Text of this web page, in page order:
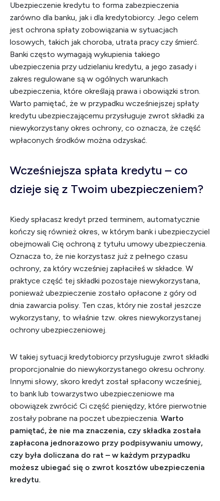
Ubezpieczenie kredytu to forma zabezpieczenia
zarówno dla banku, jak i dla kredytobiorcy. Jego celem
jest ochrona spłaty zobowiązania w sytuacjach
losowych, takich jak choroba, utrata pracy czy śmierć.
Banki często wymagają wykupienia takiego
ubezpieczenia przy udzielaniu kredytu, a jego zasady i
zakres regulowane są w ogólnych warunkach
ubezpieczenia, które określają prawa i obowiązki stron.
Warto pamiętać, że w przypadku wcześniejszej spłaty
kredytu ubezpieczającemu przysługuje zwrot składki za
niewykorzystany okres ochrony, co oznacza, że część
wpłaconych środków można odzyskać.
Wcześniejsza spłata kredytu – co
dzieje się z Twoim ubezpieczeniem?
Kiedy spłacasz kredyt przed terminem, automatycznie
kończy się również okres, w którym bank i ubezpieczyciel
obejmowali Cię ochroną z tytułu umowy ubezpieczenia.
Oznacza to, że nie korzystasz już z pełnego czasu
ochrony, za który wcześniej zapłaciłeś w składce. W
praktyce część tej składki pozostaje niewykorzystana,
ponieważ ubezpieczenie zostało opłacone z góry od
dnia zawarcia polisy. Ten czas, który nie został jeszcze
wykorzystany, to właśnie tzw. okres niewykorzystanej
ochrony ubezpieczeniowej.
W takiej sytuacji kredytobiorcy przysługuje zwrot składki
proporcjonalnie do niewykorzystanego okresu ochrony.
Innymi słowy, skoro kredyt został spłacony wcześniej,
to bank lub towarzystwo ubezpieczeniowe ma
obowiązek zwrócić Ci część pieniędzy, które pierwotnie
zostały pobrane na poczet ubezpieczenia. Warto
pamiętać, że nie ma znaczenia, czy składka została
zapłacona jednorazowo przy podpisywaniu umowy,
czy była doliczana do rat – w każdym przypadku
możesz ubiegać się o zwrot kosztów ubezpieczenia
kredytu.